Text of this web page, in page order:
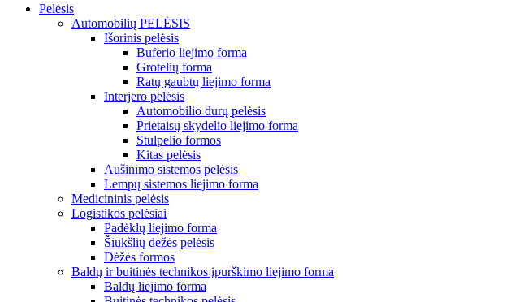
Pelėsis
Automobilių PELĖSIS
Išorinis pelėsis
Buferio liejimo forma
Grotelių forma
Ratų gaubtų liejimo forma
Interjero pelėsis
Automobilio durų pelėsis
Prietaisų skydelio liejimo forma
Stulpelio formos
Kitas pelėsis
Aušinimo sistemos pelėsis
Lempų sistemos liejimo forma
Medicininis pelėsis
Logistikos pelėsiai
Padėklų liejimo forma
Šiukšlių dėžės pelėsis
Dėžės formos
Baldų ir buitinės technikos įpurškimo liejimo forma
Baldų liejimo forma